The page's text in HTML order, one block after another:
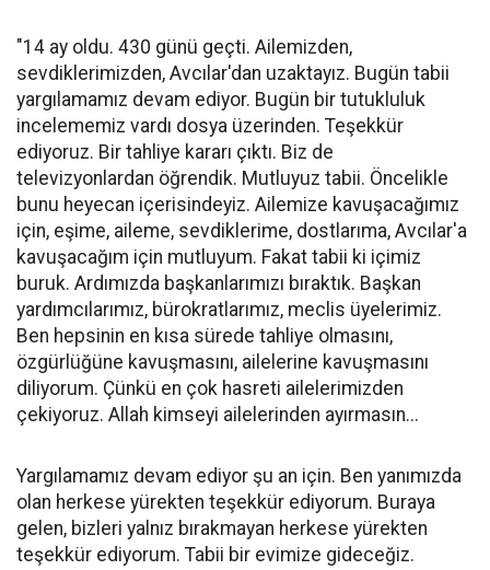
"14 ay oldu. 430 günü geçti. Ailemizden,
sevdiklerimizden, Avcılar'dan uzaktayız. Bugün tabii
yargılamamız devam ediyor. Bugün bir tutukluluk
incelememiz vardı dosya üzerinden. Teşekkür
ediyoruz. Bir tahliye kararı çıktı. Biz de
televizyonlardan öğrendik. Mutluyuz tabii. Öncelikle
bunu heyecan içerisindeyiz. Ailemize kavuşacağımız
için, eşime, aileme, sevdiklerime, dostlarıma, Avcılar'a
kavuşacağım için mutluyum. Fakat tabii ki içimiz
buruk. Ardımızda başkanlarımızı bıraktık. Başkan
yardımcılarımız, bürokratlarımız, meclis üyelerimiz.
Ben hepsinin en kısa sürede tahliye olmasını,
özgürlüğüne kavuşmasını, ailelerine kavuşmasını
diliyorum. Çünkü en çok hasreti ailelerimizden
çekiyoruz. Allah kimseyi ailelerinden ayırmasın...
Yargılamamız devam ediyor şu an için. Ben yanımızda
olan herkese yürekten teşekkür ediyorum. Buraya
gelen, bizleri yalnız bırakmayan herkese yürekten
teşekkür ediyorum. Tabii bir evimize gideceğiz.